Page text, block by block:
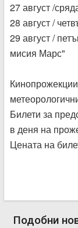
27 август /
28 август /
29 август /
мисия Марс"
Билети за
в деня на
Цената на
Подобни